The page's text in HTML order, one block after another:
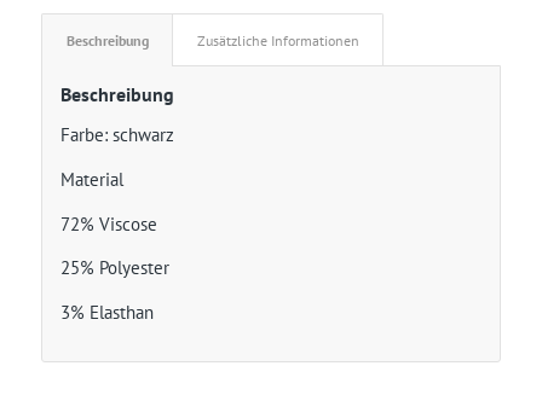
Beschreibung Zusätzliche Informationen
Beschreibung
Farbe: schwarz
Material
72% Viscose
25% Polyester
3% Elasthan